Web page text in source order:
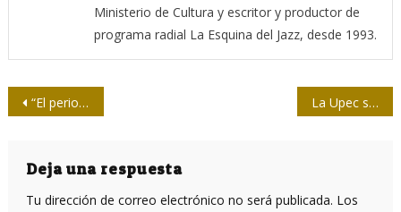
Ministerio de Cultura y escritor y productor de
programa radial La Esquina del Jazz, desde 1993.
Navegación
entradas
“El periodismo ha sido para nosotros la vida misma” La Upec spirituana otorga Premio a la Obra de la Vida
Deja una respuesta
Tu dirección de correo electrónico no será publicada. Los